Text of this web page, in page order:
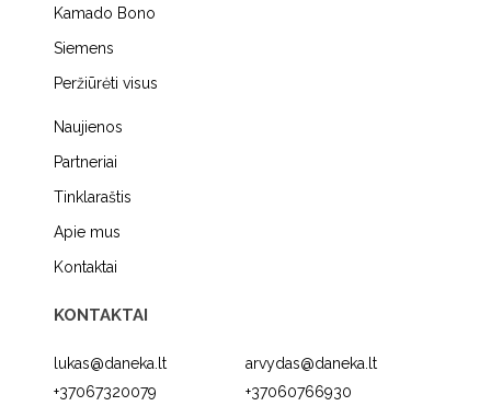
Kamado Bono
Siemens
Peržiūrėti visus
Naujienos
Partneriai
Tinklaraštis
Apie mus
Kontaktai
KONTAKTAI
lukas@daneka.lt
+37067320079
arvydas@daneka.lt
+37060766930